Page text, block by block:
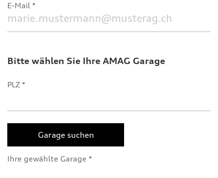
E-Mail
Bitte wählen Sie Ihre AMAG Garage
PLZ
Garage suchen
Ihre gewählte Garage